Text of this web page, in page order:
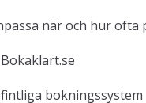
när och hur ofta
bokningssystem